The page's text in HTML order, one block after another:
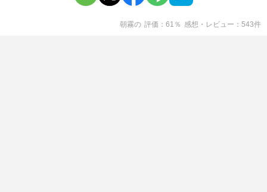
朝霧の 評価 61 ％ 感想・レビュー 543件